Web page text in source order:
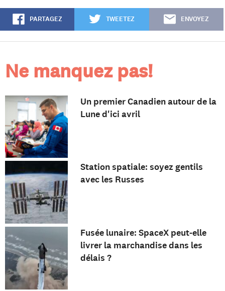
PARTAGEZ TWEETEZ ENVOYEZ
Ne manquez pas!
Un premier Canadien autour de la
Lune d'ici avril
Station spatiale: soyez gentils
avec les Russes
Fusée lunaire: SpaceX peut-elle
livrer la marchandise dans les
délais ?